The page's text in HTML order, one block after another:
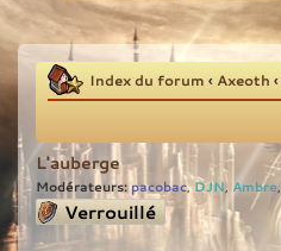
Index du forum ‹ Axeoth ‹
L'auberge
Modérateurs: pacobac,DJN, Ambre,
Sujet verrouillé